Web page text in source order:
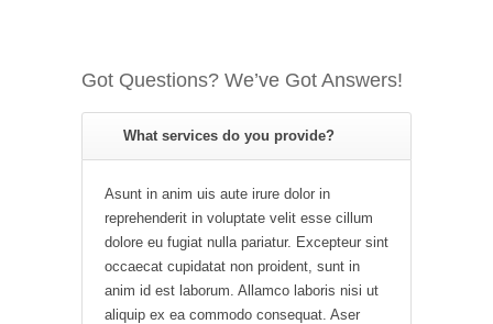
Got Questions? We’ve Got Answers!
What services do you provide?
Asunt in anim uis aute irure dolor in
reprehenderit in voluptate velit esse cillum
dolore eu fugiat nulla pariatur. Excepteur sint
occaecat cupidatat non proident, sunt in
anim id est laborum. Allamco laboris nisi ut
aliquip ex ea commodo consequat. Aser